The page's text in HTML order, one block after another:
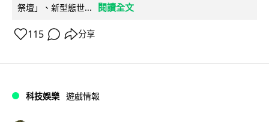
祭壇」、新型態世...
閱讀全文
115 分享
科技娛樂 遊戲情報